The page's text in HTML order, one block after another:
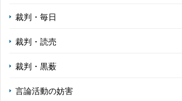
裁判・毎日
裁判・読売
裁判・黒薮
言論活動の妨害